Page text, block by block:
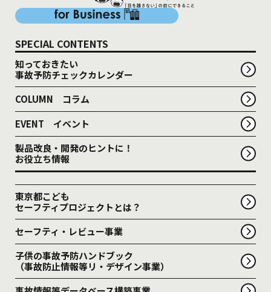
SPECIAL CONTENTS
知っておきたい
事故予防チェックカレンダー
COLUMN コラム
EVENT イベント
製品改良・開発のヒントに！
お役立ち情報
東京都こども
セーフティプロジェクトとは？
セーフティ・レビュー事業
子供の事故予防ハンドブック
（事故防止情報等リ・デザイン事業）